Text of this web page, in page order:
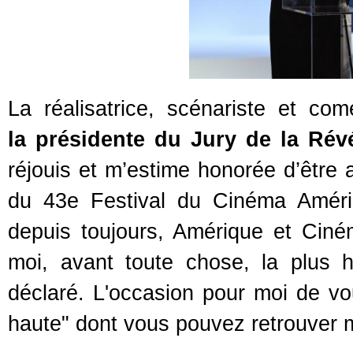
La réalisatrice, scénariste et
la présidente du Jury de la
réjouis et m’estime honorée
du 43e Festival du Cinéma
depuis toujours, Amérique et
moi, avant toute chose, la plus
déclaré. L'occasion pour moi de
haute" dont vous pouvez retrouver